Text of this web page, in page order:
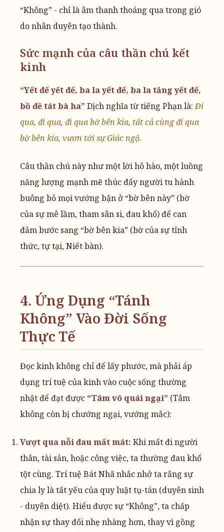
“Không” - chỉ là âm thanh thoáng qua trong gió
do nhân duyên tạo thành.
Sức mạnh của câu thần chú kết
kinh
“Yết đế yết đế, ba la yết đế, ba la tăng yết đế,
bồ đề tát bà ha” Dịch nghĩa từ tiếng Phạn là:Đi
qua, đi qua, đi qua bờ bên kia, tất cả cùng đi qua
bờ bên kia, vươn tới sự Giác ngộ.
Câu thần chú này như một lời hô hào, một luồng
năng lượng mạnh mẽ thúc đẩy người tu hành
buông bỏ mọi vướng bận ở “bờ bên này” (bờ
của sự mê lầm, tham sân si, đau khổ) để can
đảm bước sang “bờ bên kia” (bờ của sự tỉnh
thức, tự tại, Niết bàn).
4. Ứng Dụng “Tánh
Không” Vào Đời Sống
Thực Tế
Đọc kinh không chỉ để lấy phước, mà phải áp
dụng trí tuệ của kinh vào cuộc sống thường
nhật để đạt được “Tâm vô quái ngại” (Tâm
không còn bị chướng ngại, vướng mắc):
Vượt qua nỗi đau mất mát: Khi mất đi người
thân, tài sản, hoặc công việc, ta thường đau khổ
tột cùng. Trí tuệ Bát Nhã nhắc nhở ta rằng sự
chia ly là tất yếu của quy luật tụ-tán (duyên sinh
- duyên diệt). Hiểu được sự “Không”, ta chấp
nhận sự thay đổi nhẹ nhàng hơn, thay vì gồng